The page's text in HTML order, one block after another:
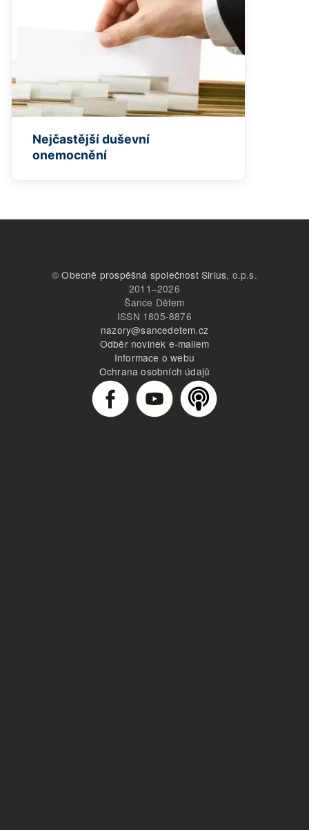
Nejčastější duševní
onemocnění
©Obecně prospěšná společnost Sirius, o.p.s.
2011–2026
Šance Dětem
ISSN 1805-8876
nazory@sancedetem.cz
Odběr novinek e-mailem
Informace o webu
Ochrana osobních údajů